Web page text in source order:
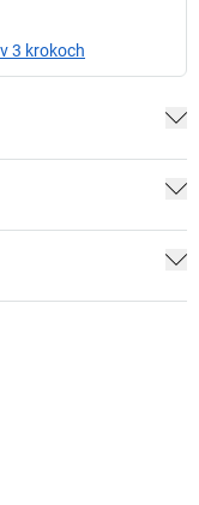
3 krokoch